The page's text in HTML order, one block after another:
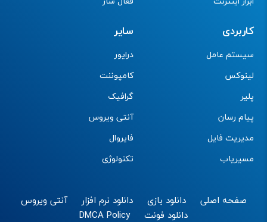
کاربردی
سیستم عامل
لینوکس
پلیر
پیام رسان
مدیریت فایل
مسیریاب
سایر
درایور
کامپوننت
گرافیک
آنتی ویروس
فایروال
تکنولوژی
صفحه اصلی دانلود بازی دانلود نرم افزار
آنتی ویروس
دانلود فونت
DMCA Policy